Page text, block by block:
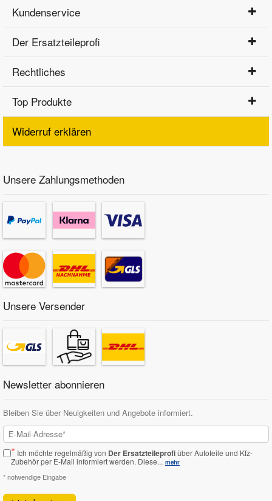
Kundenservice
Der Ersatzteileprofi
Rechtliches
Top Produkte
Widerruf erklären
Unsere Zahlungsmethoden
Unsere Versender
Newsletter abonnieren
Bleiben Sie über Neuigkeiten und Angebote informiert.
* Ich möchte regelmäßig von Der Ersatzteileprofiüber Autoteile und Kfz-
Zubehör per E-Mail informiert werden. Diese... mehr
* notwendige Eingabe